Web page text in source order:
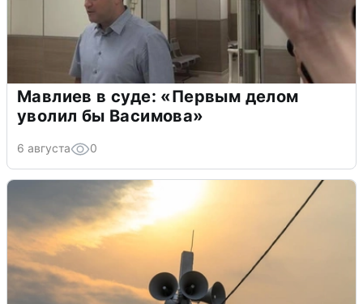
Мавлиев в суде: «Первым делом
уволил бы Васимова»
6 августа 0